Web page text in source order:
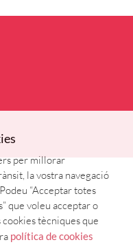
per millorar
la vostra navegació
“Acceptar totes
que voleu acceptar o
tècniques que
política de cookies